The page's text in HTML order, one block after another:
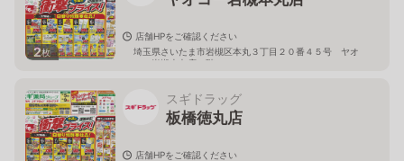
2枚
店舗HPをご確認ください
埼玉県さいたま市岩槻区本丸３丁目２０番４５号 ヤオ
コー岩槻本丸店２階
スギドラッグ
板橋徳丸店
店舗HPをご確認ください